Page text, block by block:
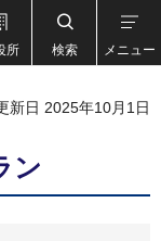
所 検索 メニュー
新日 2025年10月1日
ン